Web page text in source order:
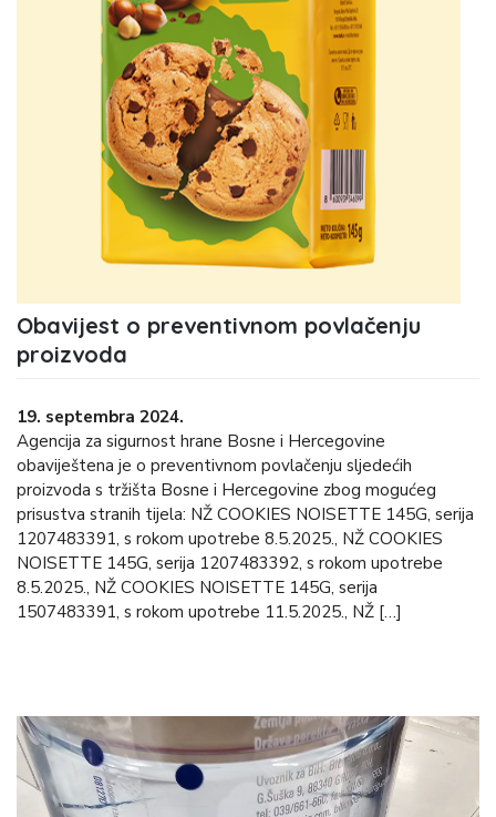
Obavijest o preventivnom povlačenju
proizvoda
19. septembra 2024.
Agencija za sigurnost hrane Bosne i Hercegovine
obaviještena je o preventivnom povlačenju sljedećih
proizvoda s tržišta Bosne i Hercegovine zbog mogućeg
prisustva stranih tijela: NŽ COOKIES NOISETTE 145G, serija
1207483391, s rokom upotrebe 8.5.2025., NŽ COOKIES
NOISETTE 145G, serija 1207483392, s rokom upotrebe
8.5.2025., NŽ COOKIES NOISETTE 145G, serija
1507483391, s rokom upotrebe 11.5.2025., NŽ […]